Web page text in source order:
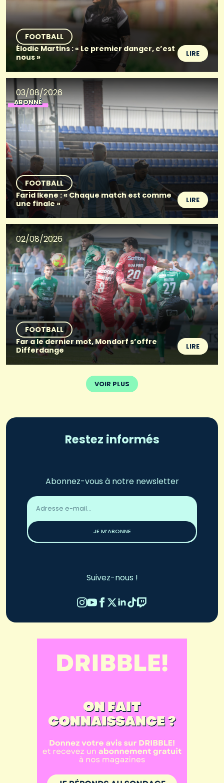
FOOTBALL
Élodie Martins : « Le premier danger, c’est
nous »
LIRE
03/08/2026
ABONNÉ
FOOTBALL
Farid Ikene : « Chaque match est comme
une finale »
LIRE
02/08/2026
FOOTBALL
Far a le dernier mot, Mondorf s’offre
Differdange
LIRE
VOIR PLUS
Restez informés
Abonnez-vous à notre newsletter
Adresse
email
JE M’ABONNE
Suivez-nous !